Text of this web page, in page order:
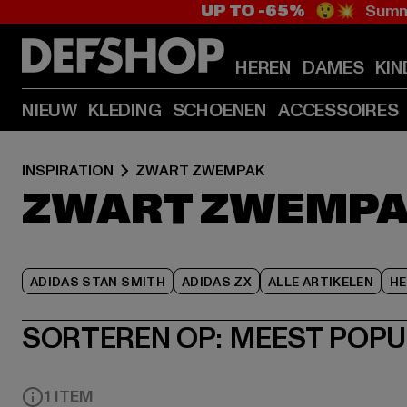
UP TO -65% 😲💥
HEREN DAMES
NIEUW KLEDING SCHOENEN ACCESSOIRES
INSPIRATION ZWART ZWEMPAK
ZWART
ADIDAS STAN SMITH ADIDAS ZX ALLE ARTIKELEN
SORTEREN OP: MEEST
1 ITEM